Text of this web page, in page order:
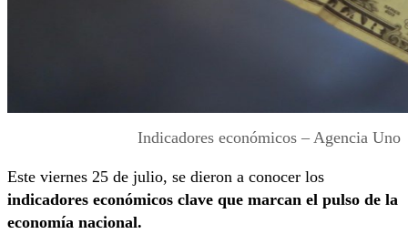
Indicadores económicos – Agencia Uno
Este viernes 25 de julio, se dieron a conocer los
indicadores económicos clave que marcan el pulso de la
economía nacional.